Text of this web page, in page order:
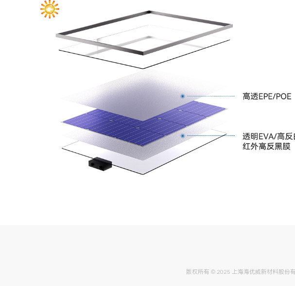
版权所有 © 2025 上海海优威新材料股份